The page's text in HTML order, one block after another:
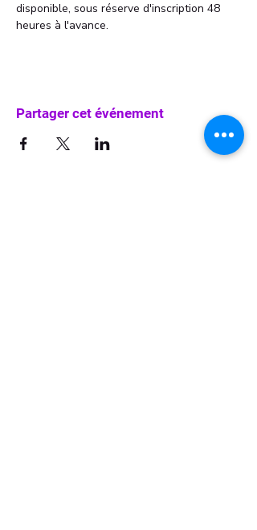
disponible, sous réserve d'inscription 48
heures à l'avance.
Partager cet événement